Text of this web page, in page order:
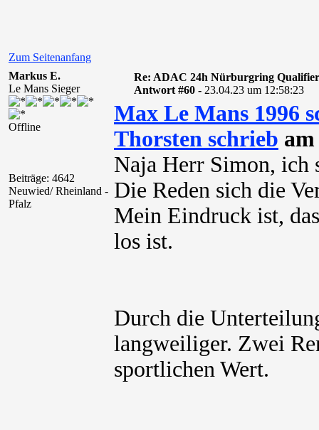
Zum Seitenanfang
Markus E.
Le Mans Sieger
Offline
Beiträge: 4642
Neuwied/ Rheinland -
Pfalz
Re: ADAC 24h Nürburgring
Antwort #60 - 23.04.23 um 12:58:23
Max Le Mans 1996
Thorsten schrieb
Naja Herr Simon, ich
Die Reden sich die
Mein Eindruck ist,
los ist.
Durch die
langweiliger. Zwei
sportlichen Wert.